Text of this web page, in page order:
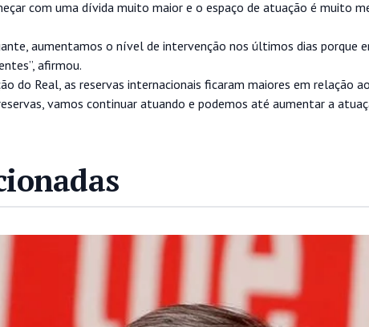
com uma dívida muito maior e o espaço de atuação é muito
aumentamos o nível de intervenção nos últimos dias porque
afirmou.
do Real, as reservas internacionais ficaram maiores em relação
vamos continuar atuando e podemos até aumentar a